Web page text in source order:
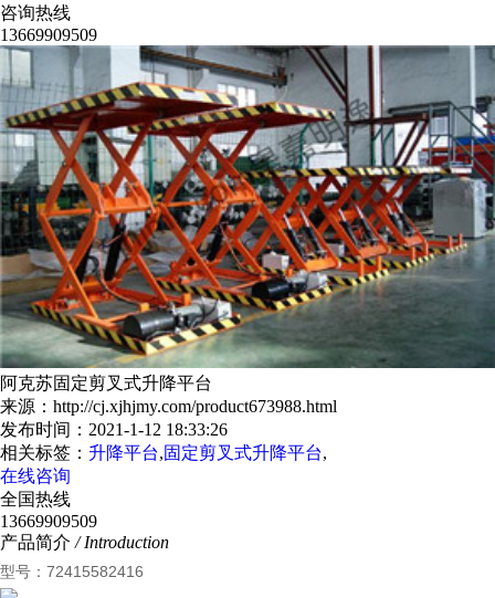
咨询热线
13669909509
阿克苏固定剪叉式升降平台
来源：http://cj.xjhjmy.com/product673988.html
发布时间：2021-1-12 18:33:26
相关标签： 升降平台,固定剪叉式升降平台,
在线咨询
全国热线
13669909509
产品简介 / Introduction
型号：72415582416